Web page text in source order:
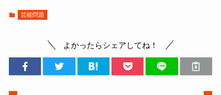
芸能問題
よかったらシェアしてね！